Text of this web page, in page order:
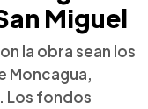
Miguel
la obra sean los
Moncagua,
Los fondos